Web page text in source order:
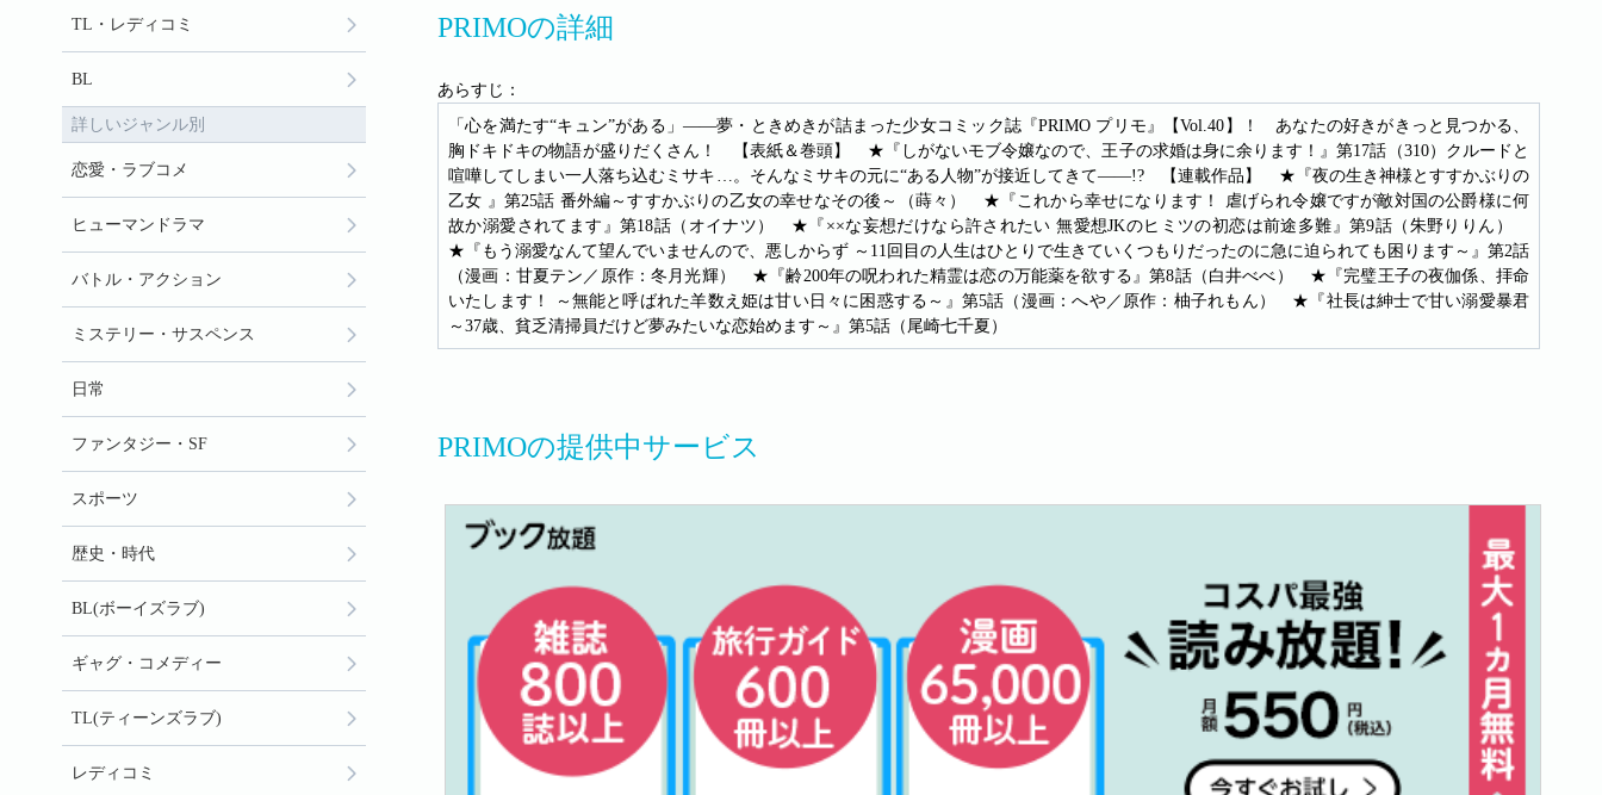
PRIMOの詳細
あらすじ：
「心を満たす“キュン”がある」――夢・ときめきが詰まった少女コミック誌『PRIMO プリモ』【Vol.40】！ あなたの好きがきっと見つかる、
胸ドキドキの物語が盛りだくさん！ 【表紙＆巻頭】 ★『しがないモブ令嬢なので、王子の求婚は身に余ります！』第17話（310）クルードと
喧嘩してしまい一人落ち込むミサキ…。そんなミサキの元に“ある人物”が接近してきて――!? 【連載作品】 ★『夜の生き神様とすすかぶりの
乙女 』第25話 番外編～すすかぶりの乙女の幸せなその後～（蒔々） ★『これから幸せになります！ 虐げられ令嬢ですが敵対国の公爵様に何
故か溺愛されてます』第18話（オイナツ） ★『××な妄想だけなら許されたい 無愛想JKのヒミツの初恋は前途多難』第9話（朱野りりん）
★『もう溺愛なんて望んでいませんので、悪しからず ～11回目の人生はひとりで生きていくつもりだったのに急に迫られても困ります～』第2話
（漫画：甘夏テン／原作：冬月光輝） ★『齢200年の呪われた精霊は恋の万能薬を欲する』第8話（白井べべ） ★『完璧王子の夜伽係、拝命
いたします！ ～無能と呼ばれた羊数え姫は甘い日々に困惑する～』第5話（漫画：へや／原作：柚子れもん） ★『社長は紳士で甘い溺愛暴君
～37歳、貧乏清掃員だけど夢みたいな恋始めます～』第5話（尾崎七千夏）
PRIMOの提供中サービス
TL・レディコミ
BL
詳しいジャンル別
恋愛・ラブコメ
ヒューマンドラマ
バトル・アクション
ミステリー・サスペンス
日常
ファンタジー・SF
スポーツ
歴史・時代
BL(ボーイズラブ)
ギャグ・コメディー
TL(ティーンズラブ)
レディコミ